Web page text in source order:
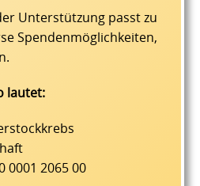
Unterstützung passt zu
Spendenmöglichkeiten,
lautet:
0001 2065 00